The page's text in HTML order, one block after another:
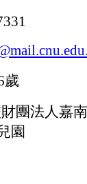
歲
團法人嘉
園